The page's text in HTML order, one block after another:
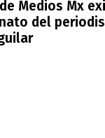
Medios Mx
del